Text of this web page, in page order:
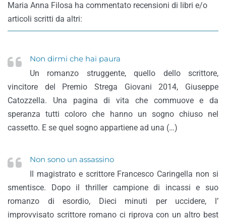
Maria Anna Filosa ha commentato recensioni di libri e/o
articoli scritti da altri:
Non dirmi che hai paura
Un romanzo struggente, quello dello scrittore,
vincitore del Premio Strega Giovani 2014, Giuseppe
Catozzella. Una pagina di vita che commuove e da
speranza tutti coloro che hanno un sogno chiuso nel
cassetto. E se quel sogno appartiene ad una (…)
Non sono un assassino
Il magistrato e scrittore Francesco Caringella non si
smentisce. Dopo il thriller campione di incassi e suo
romanzo di esordio, Dieci minuti per uccidere, l’
improvvisato scrittore romano ci riprova con un altro best